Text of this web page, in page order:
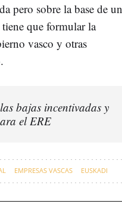
pero sobre la base de un
que formular la
vasco y otras
bajas incentivadas y
el ERE
EMPRESAS VASCAS EUSKADI